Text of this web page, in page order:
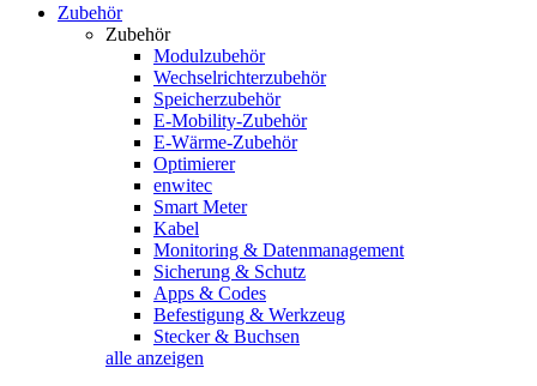
Zubehör
Zubehör
Modulzubehör
Wechselrichterzubehör
Speicherzubehör
E-Mobility-Zubehör
E-Wärme-Zubehör
Optimierer
enwitec
Smart Meter
Kabel
Monitoring & Datenmanagement
Sicherung & Schutz
Apps & Codes
Befestigung & Werkzeug
Stecker & Buchsen
alle anzeigen